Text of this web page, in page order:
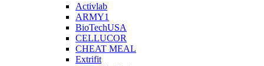
Activlab
ARMY1
BioTechUSA
CELLUCOR
CHEAT MEAL
Extrifit